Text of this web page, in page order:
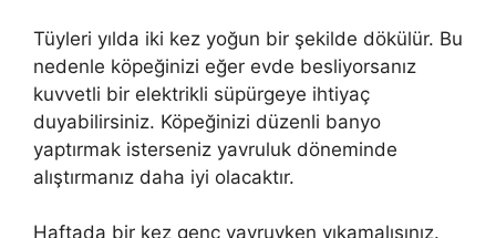
Tüyleri yılda iki kez yoğun bir şekilde dökülür. Bu
nedenle köpeğinizi eğer evde besliyorsanız
kuvvetli bir elektrikli süpürgeye ihtiyaç
duyabilirsiniz. Köpeğinizi düzenli banyo
yaptırmak isterseniz yavruluk döneminde
alıştırmanız daha iyi olacaktır.
Haftada bir kez genç yavruyken yıkamalısınız.